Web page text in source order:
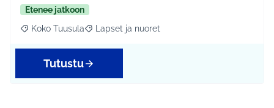
Etenee jatkoon
Rajaa tulokset aihepiirin mukaan: Koko Tuusula
Koko Tuusula Rajaa tulokset teeman mukaan: Lapset ja
Lapset ja nuoret
Tutustu